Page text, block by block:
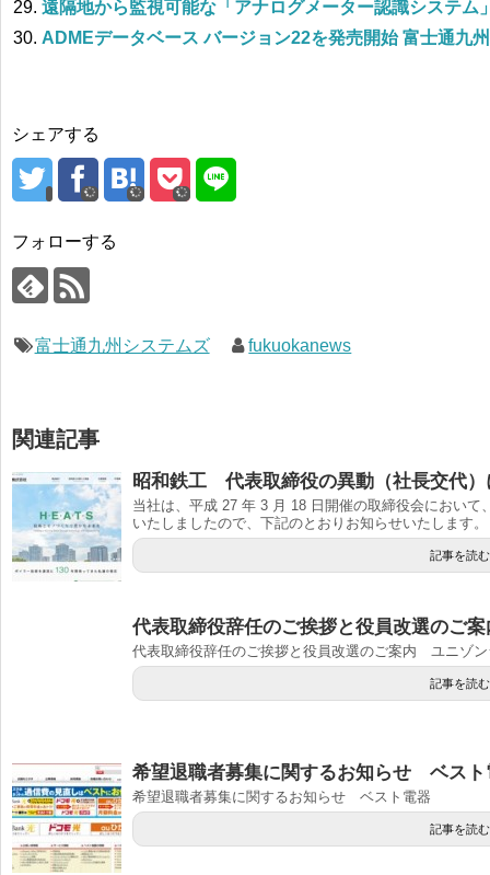
遠隔地から監視可能な「アナログメーター認識システ
ADMEデータベース バージョン22を発売開始 富士通九
シェアする
フォローする
富士通九州システムズ fukuokanews
関連記事
昭和鉄工 代表取締役の異動（社長交代）
当社は、平成 27 年 3 月 18 日開催の取締役会におい
いたしましたので、下記のとおりお知らせいたします。
記事を読む
代表取締役辞任のご挨拶と役員改選のご
代表取締役辞任のご挨拶と役員改選のご案内 ユニゾ
記事を読む
希望退職者募集に関するお知らせ ベスト
希望退職者募集に関するお知らせ ベスト電器
記事を読む